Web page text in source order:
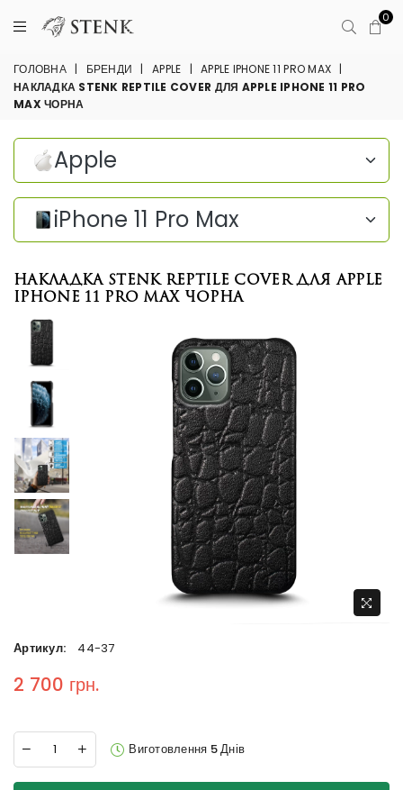
0
ГОЛОВНА | БРЕНДИ | APPLE | APPLE IPHONE 11 PRO MAX |
НАКЛАДКА STENK REPTILE COVER ДЛЯ APPLE IPHONE 11 PRO
MAX ЧОРНА
Накладка Stenk Reptile Cover для Apple
iPhone 11 Pro Max Чорна
Apple
iPhone 11 Pro Max
Артикул: 44-37
Regular price
2 700 грн.
Виготовлення 5 Днів